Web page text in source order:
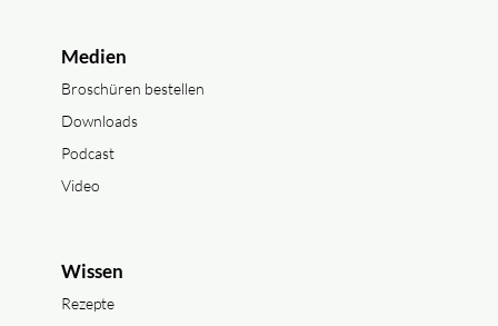
Medien
Broschüren bestellen
Downloads
Podcast
Video
Wissen
Rezepte